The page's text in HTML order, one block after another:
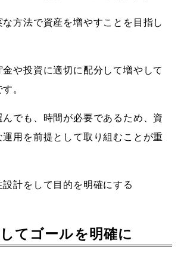
方法で資産を増やすことを目指し
金や投資に適切に配分して増やして
。
んでも、時間が必要であるため、資
用を前提として取り組むことが重
計をして目的を明確にする
てゴールを明確に